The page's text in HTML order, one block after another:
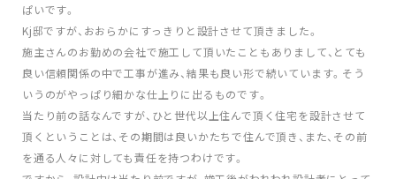
ぱいです。
Kj邸ですが、おおらかにすっきりと設計させて頂きました。
施主さんのお勤めの会社で施工して頂いたこともありまして、とても
良い信頼関係の中で工事が進み、結果も良い形で続いています。そう
いうのがやっぱり細かな仕上りに出るものです。
当たり前の話なんですが、ひと世代以上住んで頂く住宅を設計させて
頂くということは、その期間は良いかたちで住んで頂き、また、その前
を通る人々に対しても責任を持つわけです。